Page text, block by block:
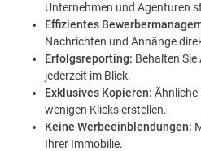
Unternehmen und Agenturen
Effizientes
Nachrichten und Anhänge
Erfolgsreporting: Behalten
jederzeit im Blick.
Exklusives Kopieren: Ähnliche
wenigen Klicks erstellen.
Keine Werbeeinblendungen:
Ihrer Immobilie.